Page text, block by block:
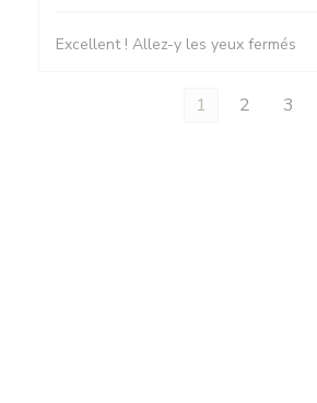
Excellent ! Allez-y les yeux fermés
1 2 3